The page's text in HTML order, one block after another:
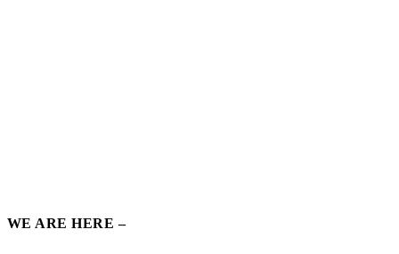
WE ARE HERE –